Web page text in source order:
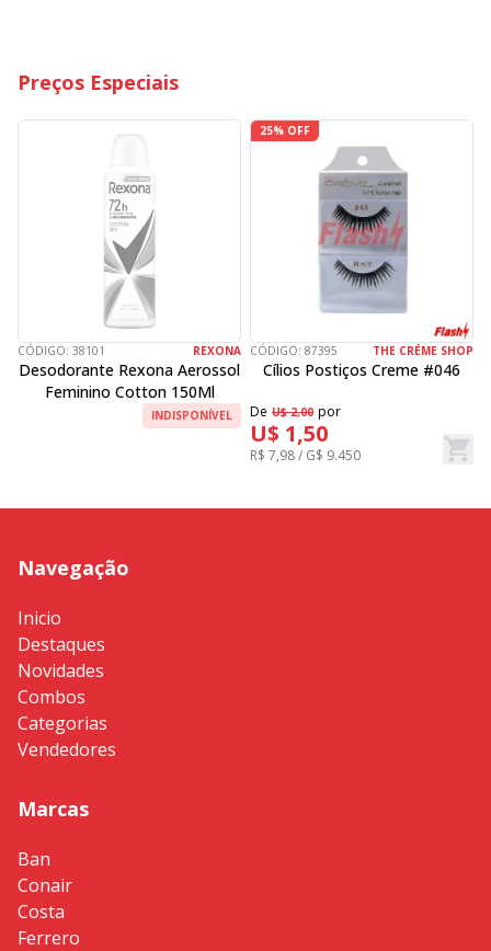
Preços Especiais
CÓDIGO: 38101 REXONA
Desodorante Rexona Aerossol
Feminino Cotton 150Ml
INDISPONÍVEL
25% OFF
CÓDIGO: 87395 THE CRÉME SHOP
Cílios Postiços Creme #046
De U$ 2,00 por
U$ 1,50
R$ 7,98 / G$ 9.450
Navegação
Inicio
Destaques
Novidades
Combos
Categorias
Vendedores
Marcas
Ban
Conair
Costa
Ferrero